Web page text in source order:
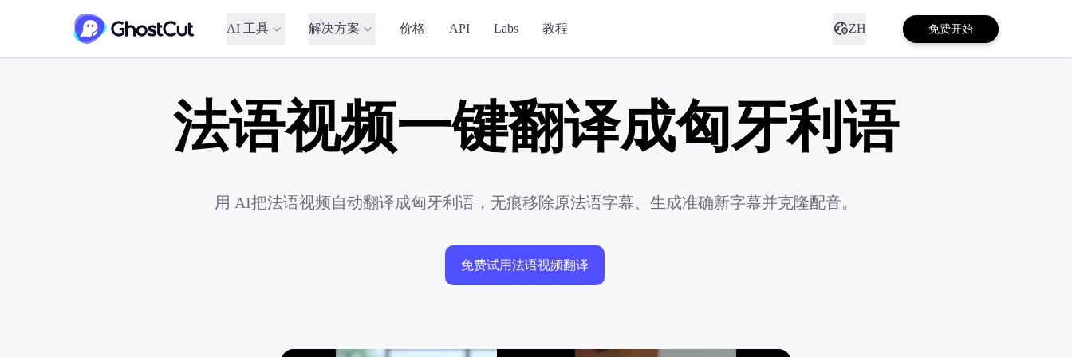
AI 工具 解决方案 价格 API Labs 教程 ZH 免费开始
法语视频一键翻译成匈牙利语
用 AI把法语视频自动翻译成匈牙利语，无痕移除原法语字幕、生成准确新字幕并克隆配音。
免费试用法语视频翻译